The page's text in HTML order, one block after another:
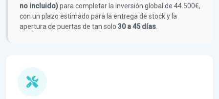
no incluido)para completar la inversión global de 44.500€,
con un plazo estimado para la entrega de stock y la
apertura de puertas de tan solo 30 a 45 días